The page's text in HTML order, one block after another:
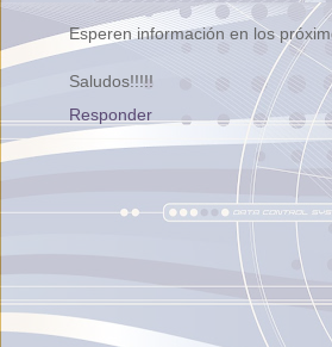
Esperen información en los
Saludos!!!!!
Responder